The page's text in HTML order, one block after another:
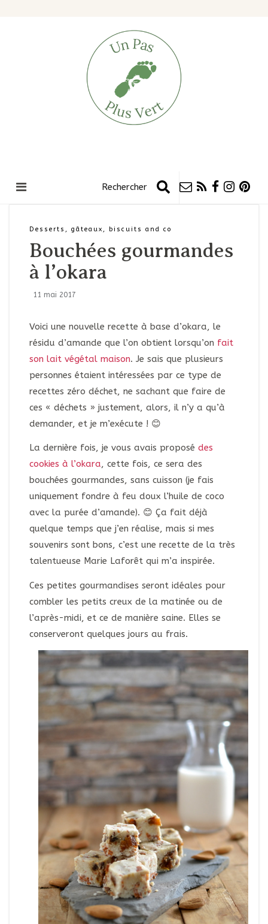
Desserts, gâteaux, biscuits and co
Bouchées gourmandes
à l’okara
11 mai 2017
Voici une nouvelle recette à base d’okara, le
résidu d’amande que l’on obtient lorsqu’on fait
son lait végétal maison. Je sais que plusieurs
personnes étaient intéressées par ce type de
recettes zéro déchet, ne sachant que faire de
ces « déchets » justement, alors, il n’y a qu’à
demander, et je m’exécute ! 😊
La dernière fois, je vous avais proposé des
cookies à l’okara, cette fois, ce sera des
bouchées gourmandes, sans cuisson (je fais
uniquement fondre à feu doux l’huile de coco
avec la purée d’amande). 😊 Ça fait déjà
quelque temps que j’en réalise, mais si mes
souvenirs sont bons, c’est une recette de la très
talentueuse Marie Laforêt qui m’a inspirée.
Ces petites gourmandises seront idéales pour
combler les petits creux de la matinée ou de
l’après-midi, et ce de manière saine. Elles se
conserveront quelques jours au frais.